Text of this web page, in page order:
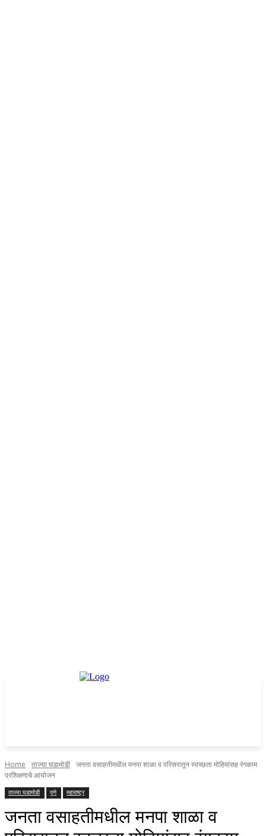
Home ताज्या घडामोडी जनता वसाहतीमधील मनपा शाळा व परिसरातून स्वच्छता मोहिमांसह रंगकाम
प्रशिक्षणाचे आयोजन
ताज्या घडामोडी पुणे महाराष्ट्र
जनता वसाहतीमधील मनपा शाळा व